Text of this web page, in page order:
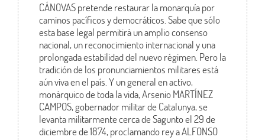
CÁNOVAS pretende restaurar la monarquía por
caminos pacíficos y democráticos. Sabe que sólo
esta base legal permitirá un amplio consenso
nacional, un reconocimiento internacional y una
prolongada estabilidad del nuevo régimen. Pero la
tradición de los pronunciamientos militares está
aún viva en el país. Y un general en activo,
monárquico de toda la vida, Arsenio MARTÍNEZ
CAMPOS, gobernador militar de Catalunya, se
levanta militarmente cerca de Sagunto el 29 de
diciembre de 1874, proclamando rey a ALFONSO